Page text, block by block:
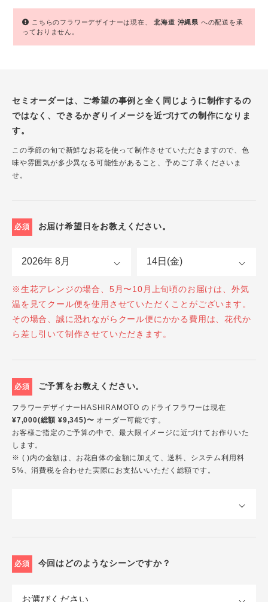
こちらのフラワーデザイナーは現在、北海道 沖縄県 への配送を承
っておりません。
セミオーダーは、ご希望の事例と全く同じように制作するの
ではなく、できるかぎりイメージを近づけての制作になりま
す。
この季節の旬で新鮮なお花を使って制作させていただきますので、色
味や雰囲気が多少異なる可能性があること、予めご了承くださいま
せ。
必須 お届け希望日をお教えください。
※生花アレンジの場合、5月〜10月上旬頃のお届けは、外気
温を見てクール便を使用させていただくことがございます。
その場合、誠に恐れながらクール便にかかる費用は、花代か
ら差し引いて制作させていただきます。
必須 ご予算をお教えください。
フラワーデザイナーHASHIRAMOTO のドライフラワーは現在
¥7,000(総額 ¥9,345)〜 オーダー可能です。
お客様ご指定のご予算の中で、最大限イメージに近づけてお作りいた
します。
※ ( )内の金額は、お花自体の金額に加えて、送料、システム利用料
5%、消費税を合わせた実際にお支払いいただく総額です。
必須 今回はどのようなシーンですか？